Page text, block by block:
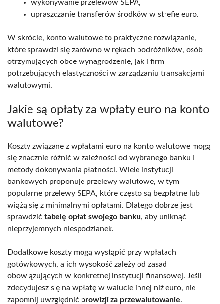
wykonywanie przelewów SEPA,
upraszczanie transferów środków w strefie euro.
W skrócie, konto walutowe to praktyczne rozwiązanie,
które sprawdzi się zarówno w rękach podróżników, osób
otrzymujących obce wynagrodzenie, jak i firm
potrzebujących elastyczności w zarządzaniu transakcjami
walutowymi.
Jakie są opłaty za wpłaty euro na konto
walutowe?
Koszty związane z wpłatami euro na konto walutowe mogą
się znacznie różnić w zależności od wybranego banku i
metody dokonywania płatności. Wiele instytucji
bankowych proponuje przelewy walutowe, w tym
popularne przelewy SEPA, które często są bezpłatne lub
wiążą się z minimalnymi opłatami. Dlatego dobrze jest
sprawdzić tabelę opłat swojego banku, aby uniknąć
nieprzyjemnych niespodzianek.
Dodatkowe koszty mogą wystąpić przy wpłatach
gotówkowych, a ich wysokość zależy od zasad
obowiązujących w konkretnej instytucji finansowej. Jeśli
zdecydujesz się na wpłatę w walucie innej niż euro, nie
zapomnij uwzględnić prowizji za przewalutowanie.